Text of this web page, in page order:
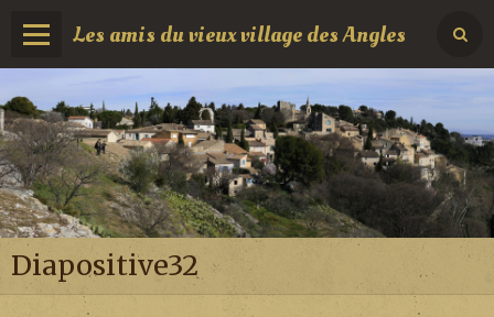
Les amis du vieux village des Angles
Diapositive32